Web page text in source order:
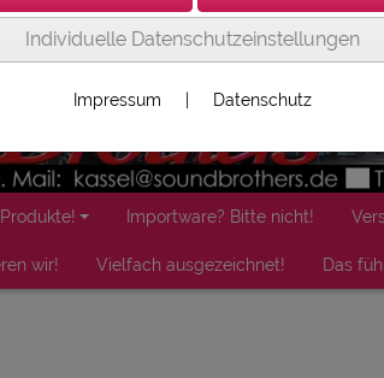
Importware? Bitte nicht!
wir! Vielfach ausgezeichnet! Das
Individuelle Datenschutzeinstellungen
Impressum Datenschutz